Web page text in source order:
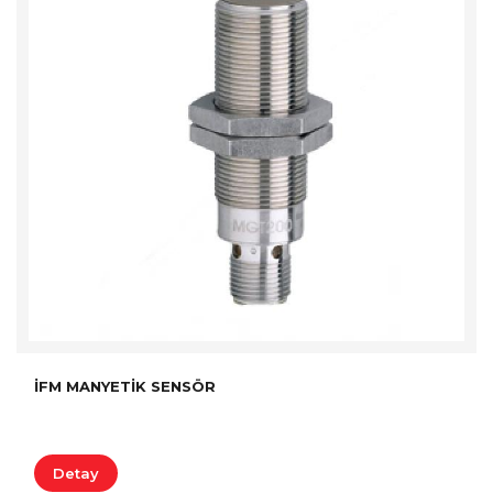
İFM MANYETIK SENSÖR
Detay